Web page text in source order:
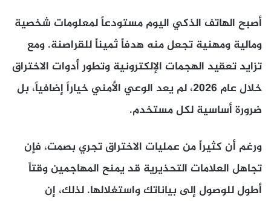
أصبح الهاتف الذكي اليوم مستودعاً لمعلومات شخصية
ومالية ومهنية تجعل منه هدفاً ثميناً للقراصنة. ومع
تزايد تعقيد الهجمات الإلكترونية وتطور أدوات الاختراق
خلال عام 2026، لم يعد الوعي الأمني خياراً إضافياً، بل
ضرورة أساسية لكل مستخدم.
ورغم أن كثيراً من عمليات الاختراق تجري بصمت، فإن
تجاهل العلامات التحذيرية قد يمنح المهاجمين وقتاً
أطول للوصول إلى بياناتك واستغلالها. لذلك، إن